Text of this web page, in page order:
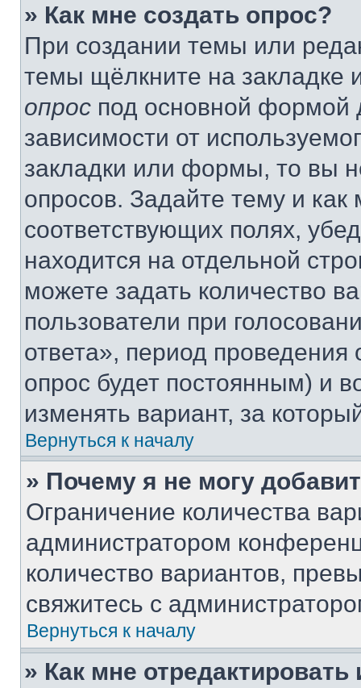
» Как мне создать опрос?
При создании темы или
темы щёлкните на
опрос под основной формой
зависимости от
закладки или формы, то вы
опросов. Задайте тему и
соответствующих полях,
находится на отдельной
можете задать количество
пользователи при
ответа», период проведения
опрос будет постоянным) и
изменять вариант, за
Вернуться к началу
» Почему я не могу
Ограничение количества
администратором
количество вариантов,
свяжитесь с
Вернуться к началу
» Как мне